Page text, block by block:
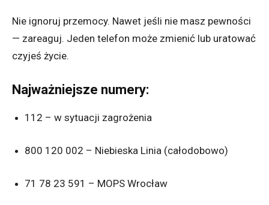
Nie ignoruj przemocy. Nawet jeśli nie masz pewności
— zareaguj. Jeden telefon może zmienić lub uratować
czyjeś życie.
Najważniejsze numery:
112 – w sytuacji zagrożenia
800 120 002 – Niebieska Linia (całodobowo)
71 78 23 591 – MOPS Wrocław